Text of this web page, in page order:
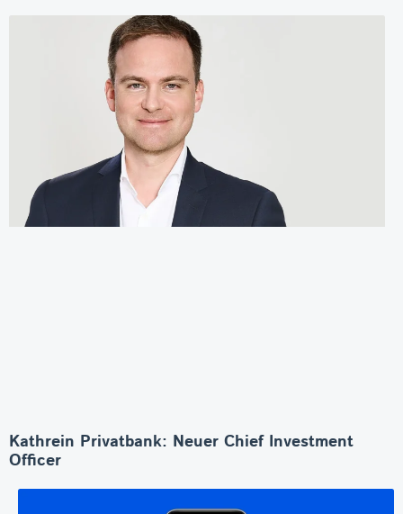
Kathrein Privatbank: Neuer Chief Investment
Officer